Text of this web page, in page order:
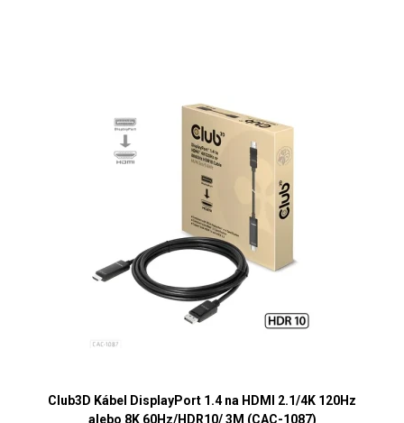
Club3D Kábel DisplayPort 1.4 na HDMI 2.1/4K 120Hz
alebo 8K 60Hz/HDR10/ 3M (CAC-1087)